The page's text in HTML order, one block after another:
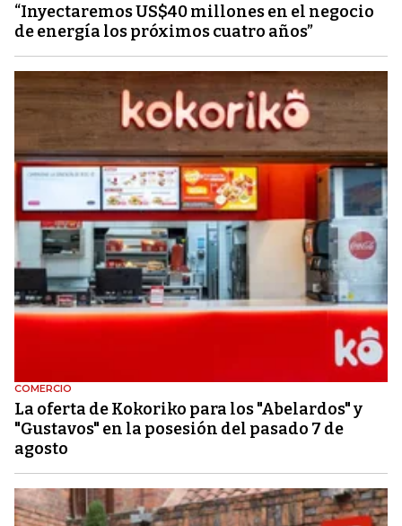
“Inyectaremos US$40 millones en el negocio
de energía los próximos cuatro años”
COMERCIO
La oferta de Kokoriko para los "Abelardos" y
"Gustavos" en la posesión del pasado 7 de
agosto